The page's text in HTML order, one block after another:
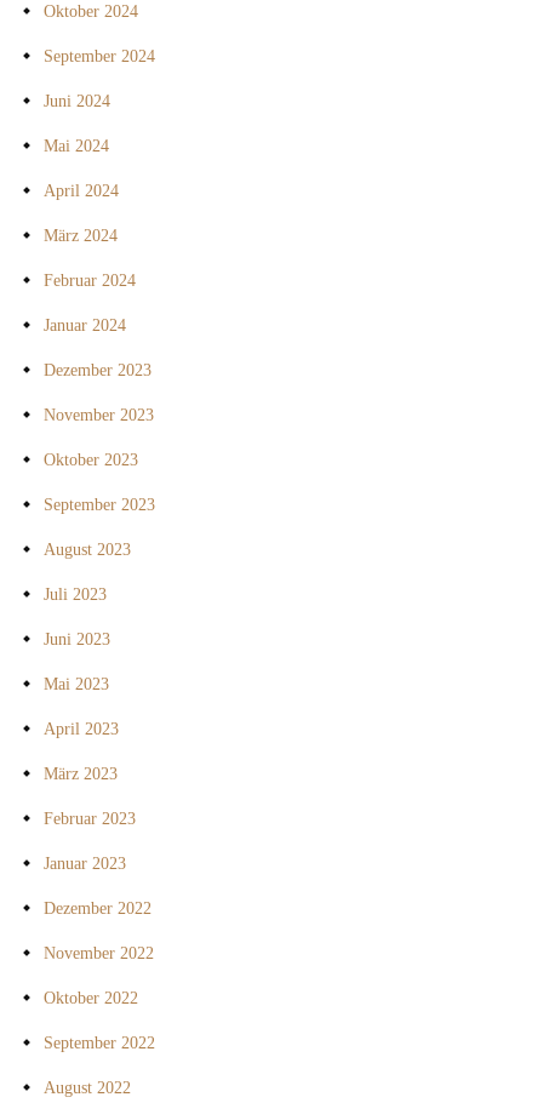
Oktober 2024
September 2024
Juni 2024
Mai 2024
April 2024
März 2024
Februar 2024
Januar 2024
Dezember 2023
November 2023
Oktober 2023
September 2023
August 2023
Juli 2023
Juni 2023
Mai 2023
April 2023
März 2023
Februar 2023
Januar 2023
Dezember 2022
November 2022
Oktober 2022
September 2022
August 2022